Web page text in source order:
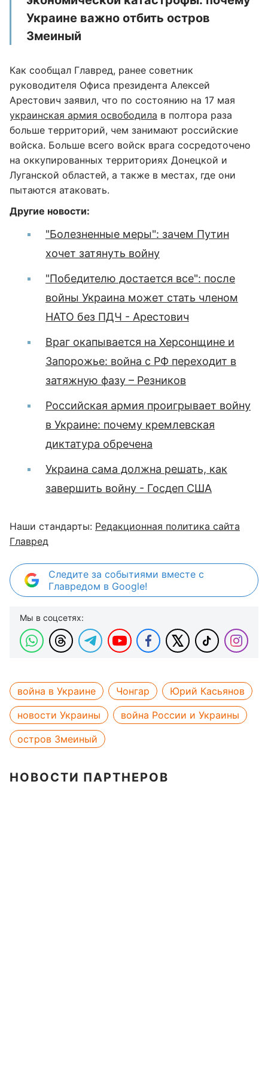
Украине важно отбить остров
Змеиный
Как сообщал Главред, ранее советник
руководителя Офиса президента Алексей
Арестович заявил, что по состоянию на 17 мая
украинская армия освободила в полтора раза
больше территорий, чем занимают российские
войска. Больше всего войск врага сосредоточено
на оккупированных территориях Донецкой и
Луганской областей, а также в местах, где они
пытаются атаковать.
Другие новости:
"Болезненные меры": зачем Путин
хочет затянуть войну
"Победителю достается все": после
войны Украина может стать членом
НАТО без ПДЧ - Арестович
Враг окапывается на Херсонщине и
Запорожье: война с РФ переходит в
затяжную фазу – Резников
Российская армия проигрывает войну
в Украине: почему кремлевская
диктатура обречена
Украина сама должна решать, как
завершить войну - Госдеп США
Наши стандарты: Редакционная политика сайта
Главред
Следите за событиями вместе с
Главредом в Google!
Мы в соцсетях:
война в Украине Чонгар
Юрий Касьянов
новости Украины
война России и Украины
остров Змеиный
НОВОСТИ ПАРТНЕРОВ